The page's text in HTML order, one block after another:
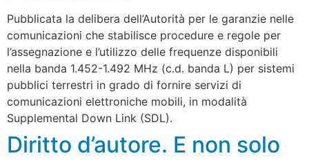
Pubblicata la delibera dell’Autorità per le garanzie nelle
comunicazioni che stabilisce procedure e regole per
l’assegnazione e l’utilizzo delle frequenze disponibili
nella banda 1.452-1.492 MHz (c.d. banda L) per sistemi
pubblici terrestri in grado di fornire servizi di
comunicazioni elettroniche mobili, in modalità
Supplemental Down Link (SDL).
Diritto d’autore. E non solo